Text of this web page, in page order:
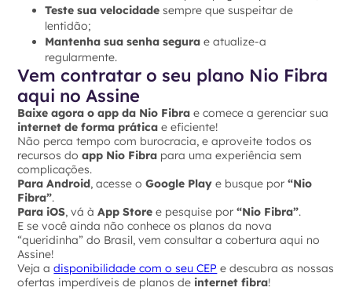
Teste sua velocidade sempre que suspeitar de
lentidão;
Mantenha sua senha segura e atualize-a
regularmente.
Vem contratar o seu plano Nio Fibra
aqui no Assine
Baixe agora o app da Nio Fibra e comece a gerenciar sua
internet de forma prática e eficiente!
Não perca tempo com burocracia, e aproveite todos os
recursos doapp Nio Fibra para uma experiência sem
complicações.
Para Android, acesse oGoogle Play e busque por“Nio
Fibra”.
Para iOS, vá àApp Store e pesquise por“Nio Fibra”.
E se você ainda não conhece os planos da nova
“queridinha” do Brasil, vem consultar a cobertura aqui no
Assine!
Veja adisponibilidade com o seu CEP e descubra as nossas
ofertas imperdíveis de planos de internet fibra!